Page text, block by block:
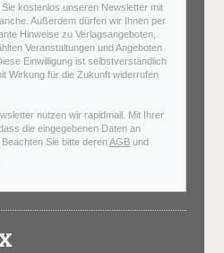
kostenlos unseren Newsletter mit
Außerdem dürfen wir Ihnen per
Hinweise zu Verlagsangeboten,
Veranstaltungen und Angeboten
Einwilligung ist selbstverständlich
Wirkung für die Zukunft widerrufen
nutzen wir rapidmail. Mit Ihrer
die eingegebenen Daten an
Sie bitte derenAGB und